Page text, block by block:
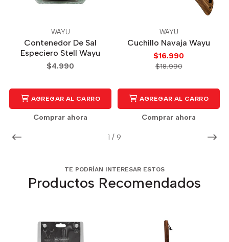
1 / 9
WAYU
Contenedor De Sal
Especiero Stell Wayu
$4.990
AGREGAR AL CARRO
Comprar ahora
WAYU
Cuchillo Navaja Wayu
$16.990
$18.990
AGREGAR AL CARRO
Comprar ahora
TE PODRÍAN INTERESAR ESTOS
Productos Recomendados